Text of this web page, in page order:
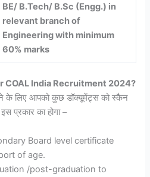
BE/ B.Tech/ B.Sc (Engg.) in
relevant branch of
Engineering with minimum
60% marks
COAL India Recruitment 2024?
के लिए आपको कुछ डॉक्यूमेंट्स को स्कैन
प्रकार का होगा –
Board level certificate
of age.
/post-graduation to